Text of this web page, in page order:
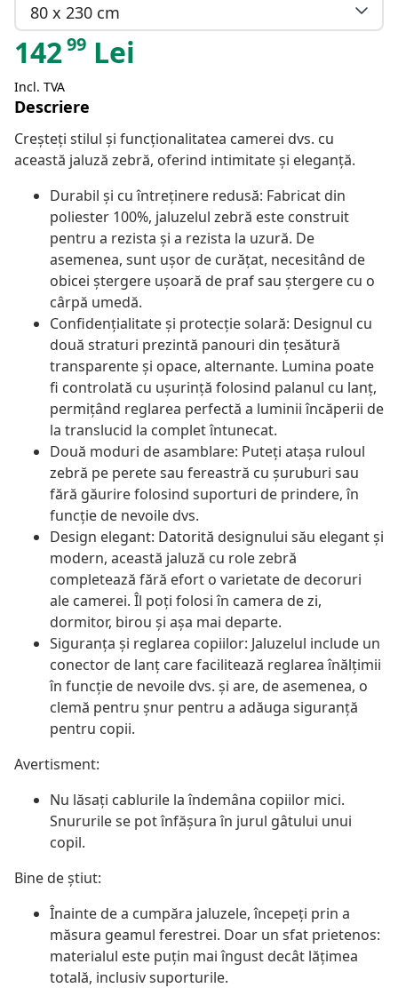
80 x 230 cm
14299 Lei
Incl. TVA
Descriere
Creșteți stilul și funcționalitatea camerei dvs. cu
această jaluză zebră, oferind intimitate și eleganță.
Durabil și cu întreținere redusă: Fabricat din
poliester 100%, jaluzelul zebră este construit
pentru a rezista și a rezista la uzură. De
asemenea, sunt ușor de curățat, necesitând de
obicei ștergere ușoară de praf sau ștergere cu o
cârpă umedă.
Confidențialitate și protecție solară: Designul cu
două straturi prezintă panouri din țesătură
transparente și opace, alternante. Lumina poate
fi controlată cu ușurință folosind palanul cu lanț,
permițând reglarea perfectă a luminii încăperii de
la translucid la complet întunecat.
Două moduri de asamblare: Puteți atașa ruloul
zebră pe perete sau fereastră cu șuruburi sau
fără găurire folosind suporturi de prindere, în
funcție de nevoile dvs.
Design elegant: Datorită designului său elegant și
modern, această jaluză cu role zebră
completează fără efort o varietate de decoruri
ale camerei. Îl poți folosi în camera de zi,
dormitor, birou și așa mai departe.
Siguranța și reglarea copiilor: Jaluzelul include un
conector de lanț care facilitează reglarea înălțimii
în funcție de nevoile dvs. și are, de asemenea, o
clemă pentru șnur pentru a adăuga siguranță
pentru copii.
Avertisment:
Nu lăsați cablurile la îndemâna copiilor mici.
Snururile se pot înfăşura în jurul gâtului unui
copil.
Bine de știut:
Înainte de a cumpăra jaluzele, începeți prin a
măsura geamul ferestrei. Doar un sfat prietenos:
materialul este puțin mai îngust decât lățimea
totală, inclusiv suporturile.